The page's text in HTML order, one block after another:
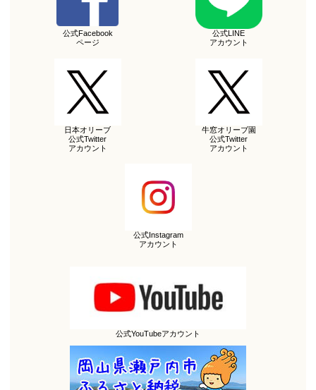
公式Facebook
ページ
公式LINE
アカウント
日本オリーブ
公式Twitter
アカウント
牛窓オリーブ園
公式Twitter
アカウント
公式Instagram
アカウント
公式YouTubeアカウント